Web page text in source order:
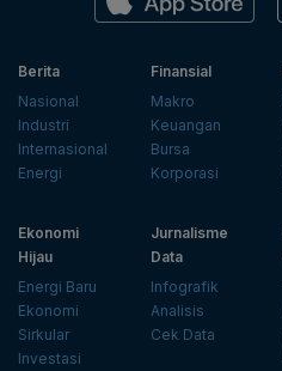
Berita
Nasional
Industri
Internasional
Energi
Finansial
Makro
Keuangan
Bursa
Korporasi
Ekonomi
Hijau
Energi Baru
Ekonomi
Sirkular
Investasi
Jurnalisme
Data
Infografik
Analisis
Cek Data